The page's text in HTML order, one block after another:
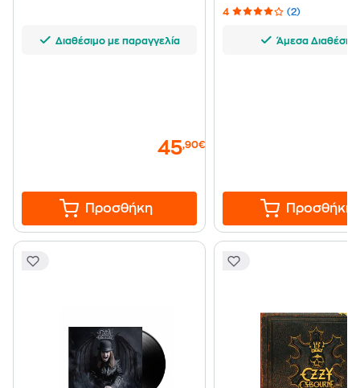
Διαθέσιμο με παραγγελία
45,90€
Προσθήκη
4 (2)
Άμεσα Διαθέσιμο
Προσθήκη